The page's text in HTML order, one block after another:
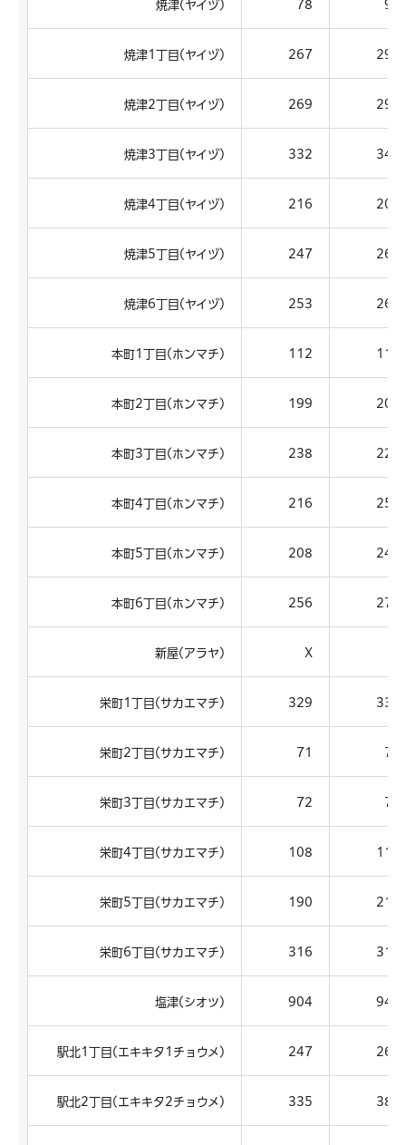
焼津(ヤイヅ) 78 94
焼津1丁目(ヤイヅ) 267 298
焼津2丁目(ヤイヅ) 269 297
焼津3丁目(ヤイヅ) 332 345
焼津4丁目(ヤイヅ) 216 200
焼津5丁目(ヤイヅ) 247 265
焼津6丁目(ヤイヅ) 253 266
本町1丁目(ホンマチ) 112 115
本町2丁目(ホンマチ) 199 201
本町3丁目(ホンマチ) 238 225
本町4丁目(ホンマチ) 216 254
本町5丁目(ホンマチ) 208 242
本町6丁目(ホンマチ) 256 274
新屋(アラヤ) X
栄町1丁目(サカエマチ) 329 334
栄町2丁目(サカエマチ) 71 74
栄町3丁目(サカエマチ) 72 73
栄町4丁目(サカエマチ) 108 111
栄町5丁目(サカエマチ) 190 218
栄町6丁目(サカエマチ) 316 311
塩津(シオツ) 904 948
駅北1丁目(エキキタ1チョウメ) 247 266
駅北2丁目(エキキタ2チョウメ) 335 388